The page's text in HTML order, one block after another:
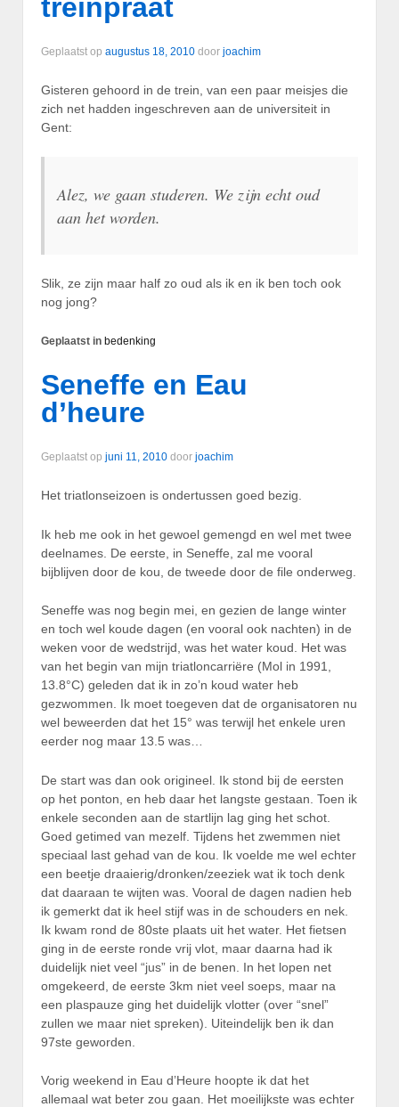
treinpraat
Geplaatst op augustus 18, 2010 door joachim
Gisteren gehoord in de trein, van een paar meisjes die
zich net hadden ingeschreven aan de universiteit in
Gent:
Alez, we gaan studeren. We zijn echt oud
aan het worden.
Slik, ze zijn maar half zo oud als ik en ik ben toch ook
nog jong?
Geplaatst in bedenking
Seneffe en Eau
d’heure
Geplaatst op juni 11, 2010 door joachim
Het triatlonseizoen is ondertussen goed bezig.
Ik heb me ook in het gewoel gemengd en wel met twee
deelnames. De eerste, in Seneffe, zal me vooral
bijblijven door de kou, de tweede door de file onderweg.
Seneffe was nog begin mei, en gezien de lange winter
en toch wel koude dagen (en vooral ook nachten) in de
weken voor de wedstrijd, was het water koud. Het was
van het begin van mijn triatloncarriëre (Mol in 1991,
13.8°C) geleden dat ik in zo’n koud water heb
gezwommen. Ik moet toegeven dat de organisatoren nu
wel beweerden dat het 15° was terwijl het enkele uren
eerder nog maar 13.5 was…
De start was dan ook origineel. Ik stond bij de eersten
op het ponton, en heb daar het langste gestaan. Toen ik
enkele seconden aan de startlijn lag ging het schot.
Goed getimed van mezelf. Tijdens het zwemmen niet
speciaal last gehad van de kou. Ik voelde me wel echter
een beetje draaierig/dronken/zeeziek wat ik toch denk
dat daaraan te wijten was. Vooral de dagen nadien heb
ik gemerkt dat ik heel stijf was in de schouders en nek.
Ik kwam rond de 80ste plaats uit het water. Het fietsen
ging in de eerste ronde vrij vlot, maar daarna had ik
duidelijk niet veel “jus” in de benen. In het lopen net
omgekeerd, de eerste 3km niet veel soeps, maar na
een plaspauze ging het duidelijk vlotter (over “snel”
zullen we maar niet spreken). Uiteindelijk ben ik dan
97ste geworden.
Vorig weekend in Eau d’Heure hoopte ik dat het
allemaal wat beter zou gaan. Het moeilijkste was echter